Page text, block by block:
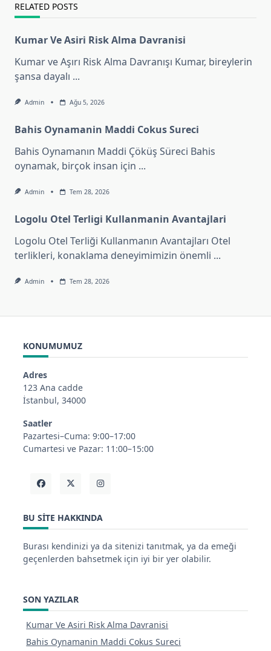
RELATED POSTS
Kumar Ve Asiri Risk Alma Davranisi
Kumar ve Aşırı Risk Alma Davranışı Kumar, bireylerin
şansa dayalı ...
Admin Ağu 5, 2026
Bahis Oynamanin Maddi Cokus Sureci
Bahis Oynamanın Maddi Çöküş Süreci Bahis
oynamak, birçok insan için ...
Admin Tem 28, 2026
Logolu Otel Terligi Kullanmanin Avantajlari
Logolu Otel Terliği Kullanmanın Avantajları Otel
terlikleri, konaklama deneyimimizin önemli ...
Admin Tem 28, 2026
KONUMUMUZ
Adres
123 Ana cadde
İstanbul, 34000
Saatler
Pazartesi–Cuma: 9:00–17:00
Cumartesi ve Pazar: 11:00–15:00
BU SITE HAKKINDA
Burası kendinizi ya da sitenizi tanıtmak, ya da emeği
geçenlerden bahsetmek için iyi bir yer olabilir.
SON YAZILAR
Kumar Ve Asiri Risk Alma Davranisi
Bahis Oynamanin Maddi Cokus Sureci